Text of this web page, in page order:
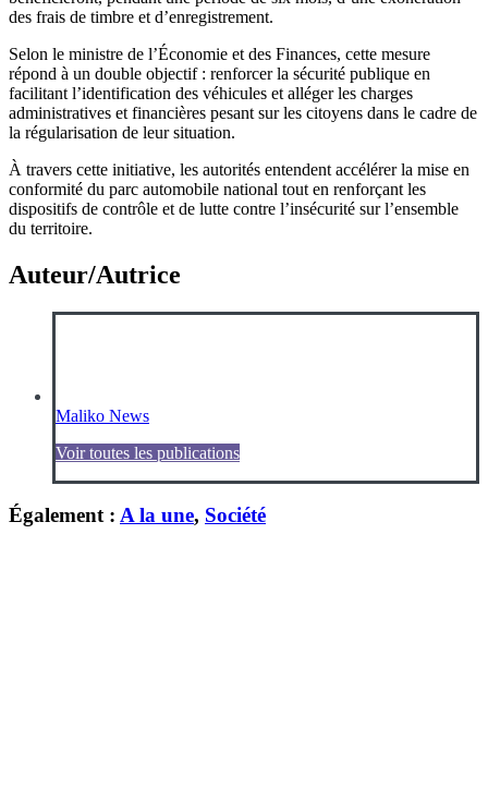
des frais de timbre et d’enregistrement.
Selon le ministre de l’Économie et des Finances, cette mesure
répond à un double objectif : renforcer la sécurité publique en
facilitant l’identification des véhicules et alléger les charges
administratives et financières pesant sur les citoyens dans le cadre de
la régularisation de leur situation.
À travers cette initiative, les autorités entendent accélérer la mise en
conformité du parc automobile national tout en renforçant les
dispositifs de contrôle et de lutte contre l’insécurité sur l’ensemble
du territoire.
Auteur/Autrice
Maliko News
Voir toutes les publications
Également : A la une, Société